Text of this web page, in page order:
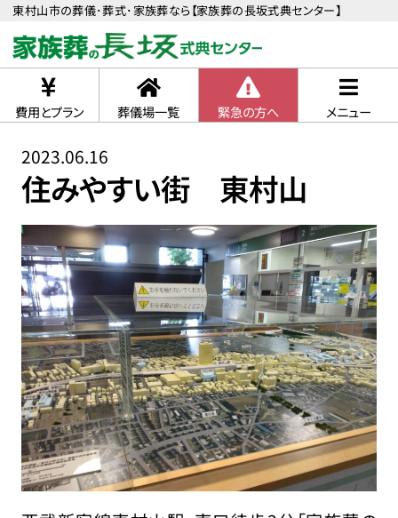
東村山市の葬儀･葬式･家族葬なら【家族葬の長坂式典センター】
費用とプラン 葬儀場一覧 緊急の方へ メニュー
2023.06.16
住みやすい街 東村山